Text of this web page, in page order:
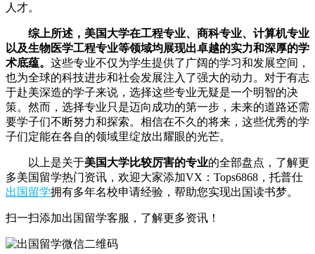
人才。
综上所述，美国大学在工程专业、商科专业、计算机专业
以及生物医学工程专业等领域均展现出卓越的实力和深厚的学
术底蕴。 这些专业不仅为学生提供了广阔的学习和发展空间，
也为全球的科技进步和社会发展注入了强大的动力。对于有志
于赴美深造的学子来说，选择这些专业无疑是一个明智的决
策。然而，选择专业只是迈向成功的第一步，未来的道路还需
要学子们不断努力和探索。相信在不久的将来，这些优秀的学
子们定能在各自的领域里绽放出耀眼的光芒。
以上是关于美国大学比较厉害的专业的全部盘点，了解更
多美国留学热门资讯，欢迎大家添加VX：Tops6868，托普仕
出国留学拥有多年名校申请经验，帮助您实现出国读书梦。
扫一扫添加出国留学客服，了解更多资讯！